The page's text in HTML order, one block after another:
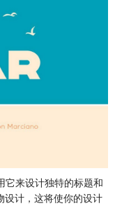
它来设计独特的标题和
设计，这将使你的设计